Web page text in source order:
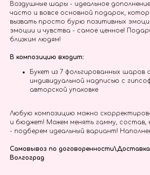
Воздушные шары - идеальное
часто и вовсе основной подарок,
вызвать просто бурю позитивных
эмоции и чувства - самое ценное!
близким людям!
В композицию входит:
Букет из 7 фольгированных шаров
индивидуальной надписью с
авторской упаковке
Любую композицию можно
и бюджет! Можем менять гамму, состав,
- подберем идеальный вариант!
Самовывоз по
Волгоград